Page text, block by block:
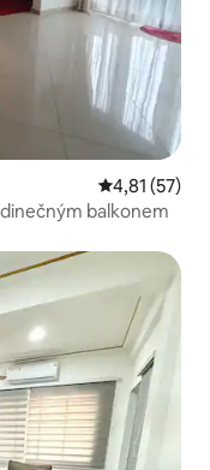
Průměrné
4,81 (57)
balkonem